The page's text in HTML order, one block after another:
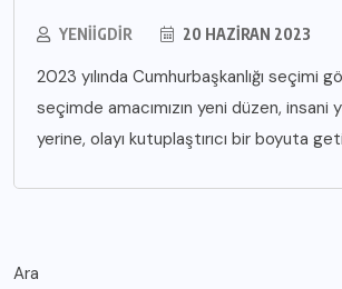
YENIIGDIR 20 HAZIRAN 2023
2023 yılında Cumhurbaşkanlığı seçimi
seçimde amacımızın yeni düzen, insani
yerine, olayı kutuplaştırıcı bir boyuta
Ara